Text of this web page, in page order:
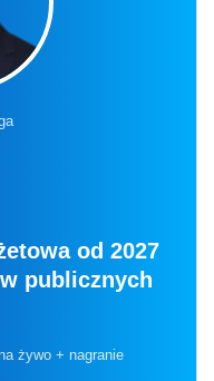
od 2027
publicznych
żywo + nagranie